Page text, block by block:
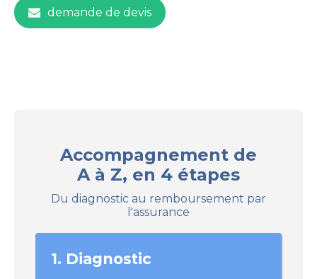
demande de devis
Accompagnement de
A à Z, en 4 étapes
Du diagnostic au remboursement par
l'assurance
1. Diagnostic